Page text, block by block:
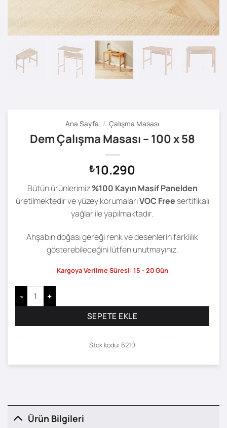
Ana Sayfa / Çalışma Masası
Dem Çalışma Masası – 100 x 58
₺10.290
Bütün ürünlerimiz%100 Kayın Masif Panelden
üretilmektedir ve yüzey korumalarıVOC Free sertifikalı
yağlar ile yapılmaktadır.
Ahşabın doğası gereği renk ve desenlerin farklılık
gösterebileceğini lütfen unutmayınız.
Kargoya Verilme Süresi: 15 - 20 Gün
Dem Çalışma Masası - 100 x 58 adet
SEPETE EKLE
Stok kodu: 6210
Ürün Bilgileri